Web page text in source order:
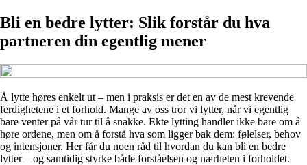
Bli en bedre lytter: Slik forstår du hva
partneren din egentlig mener
Å lytte høres enkelt ut – men i praksis er det en av de mest krevende
ferdighetene i et forhold. Mange av oss tror vi lytter, når vi egentlig
bare venter på vår tur til å snakke. Ekte lytting handler ikke bare om å
høre ordene, men om å forstå hva som ligger bak dem: følelser, behov
og intensjoner. Her får du noen råd til hvordan du kan bli en bedre
lytter – og samtidig styrke både forståelsen og nærheten i forholdet.